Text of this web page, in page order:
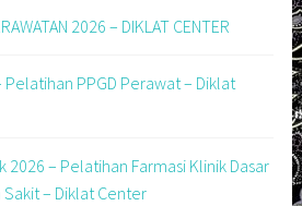
2026 – DIKLAT CENTER
Pelatihan PPGD Perawat – Diklat
2026 – Pelatihan Farmasi Klinik Dasar
Sakit – Diklat Center